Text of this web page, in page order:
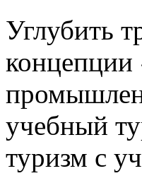
Углубить
концепции
учебный
туризм с